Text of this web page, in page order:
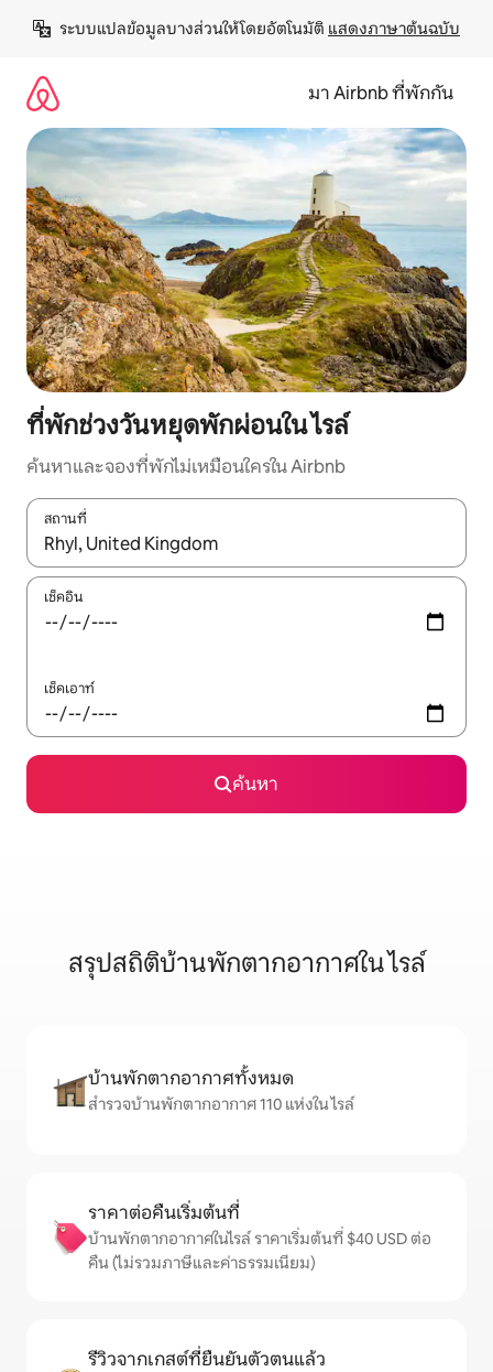
เนื้อหา
ระบบแปลข้อมูลบางส่วนให้โดยอัตโนมัติ แสดงภาษาต้นฉบับ
มา Airbnb ที่พักกัน
ที่พักช่วงวันหยุดพักผ่อนใน ไรล์
ค้นหาและจองที่พักไม่เหมือนใครใน Airbnb
สถานที่
ใช้ลูกศรขึ้นลง หรือใช้การสัมผัสหรือปัด เพื่อสำรวจผลการค้นหา
เช็คอิน
เช็คเอาท์
ค้นหา
สรุปสถิติบ้านพักตากอากาศใน ไรล์
บ้านพักตากอากาศทั้งหมด
สำรวจบ้านพักตากอากาศ 110 แห่งใน ไรล์
ราคาต่อคืนเริ่มต้นที่
บ้านพักตากอากาศในไรล์ ราคาเริ่มต้นที่ $40 USD ต่อ
คืน (ไม่รวมภาษีและค่าธรรมเนียม)
รีวิวจากเกสต์ที่ยืนยันตัวตนแล้ว